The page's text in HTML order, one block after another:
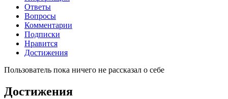
Ответы
Вопросы
Комментарии
Подписки
Нравится
Достижения
Пользователь пока ничего не рассказал о себе
Достижения